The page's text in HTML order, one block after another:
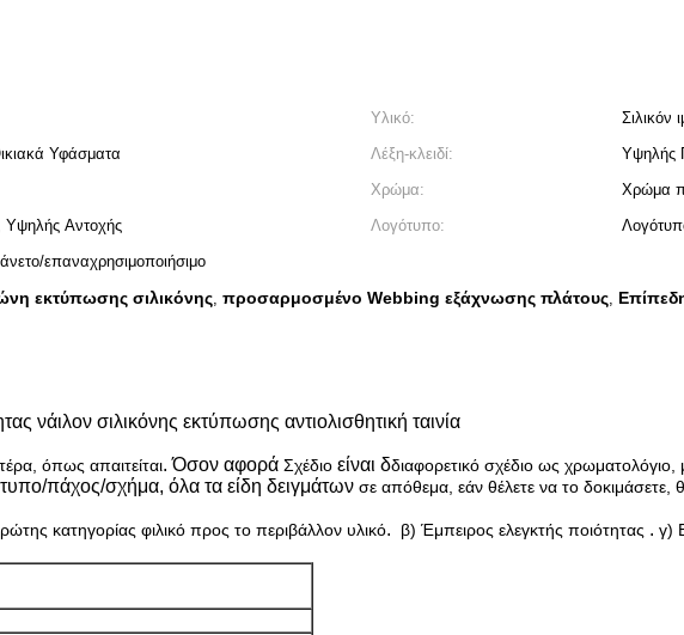
Υλικό:
Σιλικόν
Υφάσματα Λέξη-κλειδί:
Υψηλής
Χρώμα:
Χρώμα
Υψηλής Αντοχής Λογότυπο:
επαναχρησιμοποιήσιμο
εκτύπωσης σιλικόνης, προσαρμοσμένο Webbing εξάχνωσης πλάτους,
νάιλον σιλικόνης εκτύπωσης αντιολισθητική ταινία
όπως απαιτείται. Όσον αφορά Σχέδιο είναι δδιαφορετικό σχέδιο ως
πάχος/σχήμα, όλα τα είδη δειγμάτων σε απόθεμα, εάν θέλετε να το
κατηγορίας φιλικό προς το περιβάλλον υλικό. β) Έμπειρος ελεγκτής ποιότητας . γ)